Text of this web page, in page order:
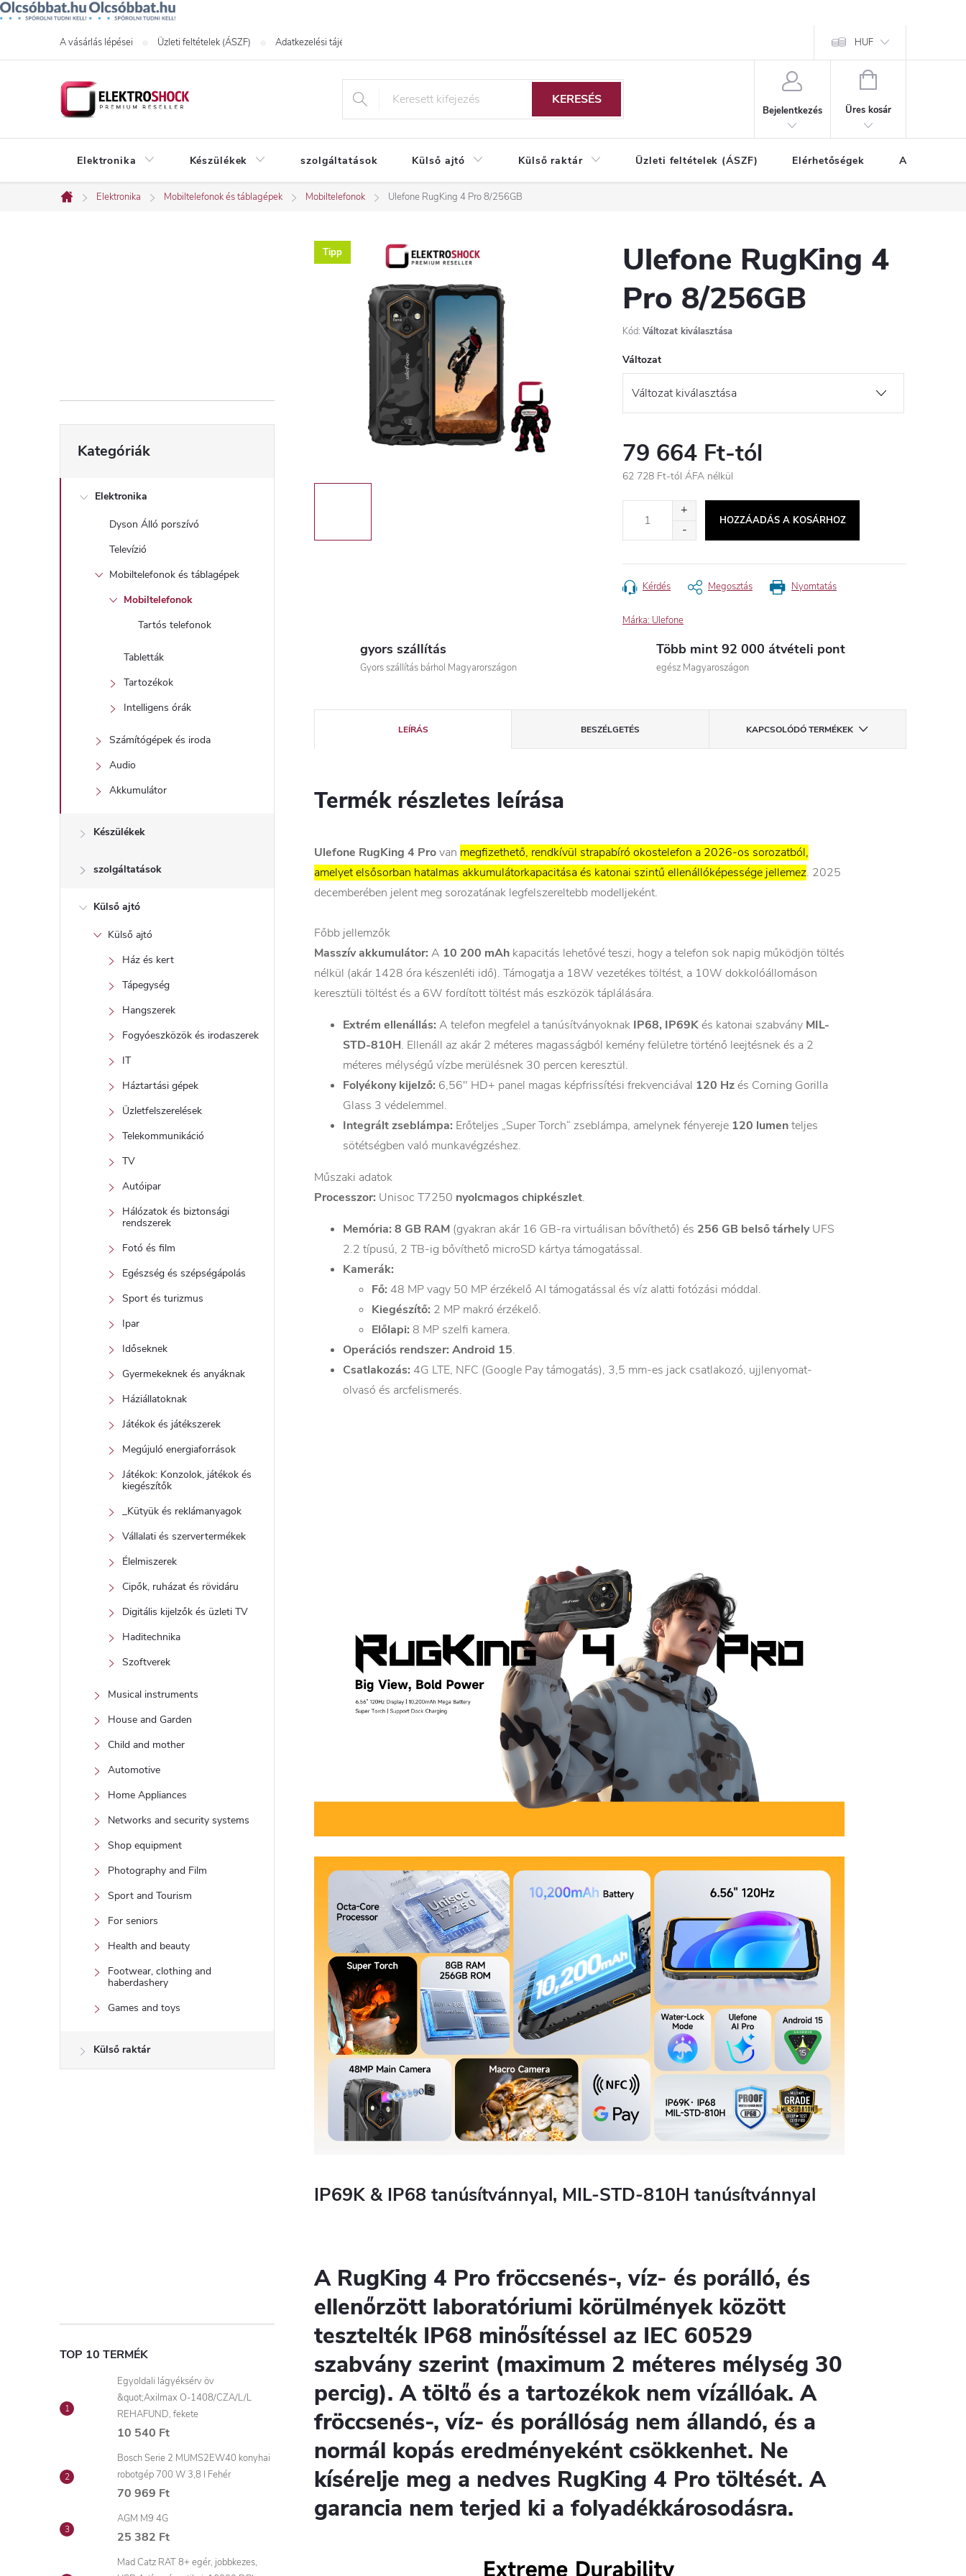
A vásárlás lépései Üzleti feltételek (ÁSZF) Adatkezelési tájékoztató HUF
KERESÉS
Bejelentkezés
KOSÁR
Üres kosár
Elektronika Készülékek szolgáltatások Külső ajtó Külső raktár Üzleti feltételek (ÁSZF) Elérhetőségek A vásárlás
Kezdőlap
Elektronika Mobiltelefonok és táblagépek Mobiltelefonok Ulefone RugKing 4 Pro 8/256GB
l
s
ó átugrása
Kategóriák
Elektronika
Dyson Álló porszívó
Televízió
Mobiltelefonok és táblagépek
Mobiltelefonok
Tartós telefonok
Tabletták
Tartozékok
Intelligens órák
Számítógépek és iroda
Audio
Akkumulátor
Készülékek
szolgáltatások
Külső ajtó
Külső ajtó
Ház és kert
Tápegység
Hangszerek
Fogyóeszközök és irodaszerek
IT
Háztartási gépek
Üzletfelszerelések
Telekommunikáció
TV
Autóipar
Hálózatok és biztonsági
rendszerek
Fotó és film
Egészség és szépségápolás
Sport és turizmus
Ipar
Időseknek
Gyermekeknek és anyáknak
Háziállatoknak
Játékok és játékszerek
Megújuló energiaforrások
Játékok: Konzolok, játékok és
kiegészítők
_Kütyük és reklámanyagok
Vállalati és szervertermékek
Élelmiszerek
Cipők, ruházat és rövidáru
Digitális kijelzők és üzleti TV
Haditechnika
Szoftverek
Musical instruments
House and Garden
Child and mother
Automotive
Home Appliances
Networks and security systems
Shop equipment
Photography and Film
Sport and Tourism
For seniors
Health and beauty
Footwear, clothing and
haberdashery
Games and toys
Külső raktár
TOP 10 TERMÉK
Egyoldali lágyéksérv öv
&quot;Axilmax O-1408/CZA/L/L
REHAFUND, fekete
10 540 Ft
Bosch Serie 2 MUMS2EW40 konyhai
robotgép 700 W 3,8 l Fehér
70 969 Ft
AGM M9 4G
25 382 Ft
Mad Catz RAT 8+ egér, jobbkezes,
Tipp
Ulefone RugKing 4
Pro 8/256GB
Kód: Változat kiválasztása
Változat
79 664 Ft-tól
62 728 Ft-tól ÁFA nélkül
HOZZÁADÁS A KOSÁRHOZ
Nyomtatás
Kérdés Megosztás
Márka: Ulefone
gyors szállítás
Gyors szállítás bárhol Magyarországon
Több mint 92 000 átvételi pont
egész Magyaroszágon
LEÍRÁS BESZÉLGETÉS KAPCSOLÓDÓ TERMÉKEK
Termék részletes leírása
Ulefone RugKing 4 Provan megfizethető, rendkívül strapabíró okostelefon a 2026-os sorozatból,
amelyet elsősorban hatalmas akkumulátorkapacitása és katonai szintű ellenállóképessége jellemez. 2025
decemberében jelent meg sorozatának legfelszereltebb modelljeként.
Főbb jellemzők
Masszív akkumulátor: A 10 200 mAh kapacitás lehetővé teszi, hogy a telefon sok napig működjön töltés
nélkül (akár 1428 óra készenléti idő). Támogatja a 18W vezetékes töltést, a 10W dokkolóállomáson
keresztüli töltést és a 6W fordított töltést más eszközök táplálására.
Extrém ellenállás: A telefon megfelel a tanúsítványoknak IP68, IP69Kés katonai szabvány MIL-
STD-810H. Ellenáll az akár 2 méteres magasságból kemény felületre történő leejtésnek és a 2
méteres mélységű vízbe merülésnek 30 percen keresztül.
Folyékony kijelző: 6,56" HD+ panel magas képfrissítési frekvenciával 120 Hzés Corning Gorilla
Glass 3 védelemmel.
Integrált zseblámpa: Erőteljes „Super Torch“ zseblámpa, amelynek fényereje 120 lumenteljes
sötétségben való munkavégzéshez.
Műszaki adatok
Processzor: Unisoc T7250 nyolcmagos chipkészlet.
Memória: 8 GB RAM (gyakran akár 16 GB-ra virtuálisan bővíthető) és 256 GB belső tárhely UFS
2.2 típusú, 2 TB-ig bővíthető microSD kártya támogatással.
Kamerák:
Fő: 48 MP vagy 50 MP érzékelő AI támogatással és víz alatti fotózási móddal.
Kiegészítő: 2 MP makró érzékelő.
Előlapi: 8 MP szelfi kamera.
Operációs rendszer: Android 15.
Csatlakozás: 4G LTE, NFC (Google Pay támogatás), 3,5 mm-es jack csatlakozó, ujjlenyomat-
olvasó és arcfelismerés.
IP69K & IP68 tanúsítvánnyal, MIL-STD-810H tanúsítvánnyal
A RugKing 4 Pro fröccsenés-, víz- és porálló, és
ellenőrzött laboratóriumi körülmények között
tesztelték IP68 minősítéssel az IEC 60529
szabvány szerint (maximum 2 méteres mélység 30
percig). A töltő és a tartozékok nem vízállóak. A
fröccsenés-, víz- és porállóság nem állandó, és a
normál kopás eredményeként csökkenhet. Ne
kísérelje meg a nedves RugKing 4 Pro töltését. A
garancia nem terjed ki a folyadékkárosodásra.